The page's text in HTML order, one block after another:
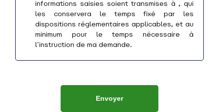
informations saisies soient transmises à , qui
les conservera le temps fixé par les
dispositions réglementaires applicables, et au
minimum pour le temps nécessaire à
l’instruction de ma demande.
Envoyer